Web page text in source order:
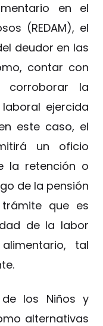
en el
(REDAM), el
deudor en las
contar con
corroborar la
ejercida
este caso, el
un oficio
la retención o
de la pensión
que es
de la labor
tal
los Niños y
alternativas